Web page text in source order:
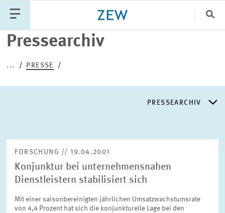
Pressearchiv
... PRESSE
PRESSEARCHIV
PRESSEVERTEILER
EXPERTENLISTE
FORSCHUNG // 19.04.2001
Konjunktur bei unternehmensnahen
Dienstleistern stabilisiert sich
Mit einer saisonbereinigten jährlichen Umsatzwachstumsrate
von 4,4 Prozent hat sich die konjunkturelle Lage bei den